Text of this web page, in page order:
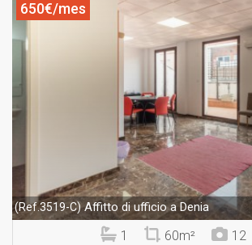
650€/mes
(Ref.3519-C)Affitto di ufficio a Denia
1 60m² 12